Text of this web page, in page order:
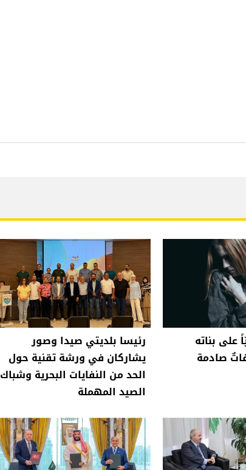
بناته
صادمة
رئيسا بلديتي صيدا وصور
يشاركان في ورشة تقنية حول
الحد من النفايات البحرية وشباك
الصيد المهملة